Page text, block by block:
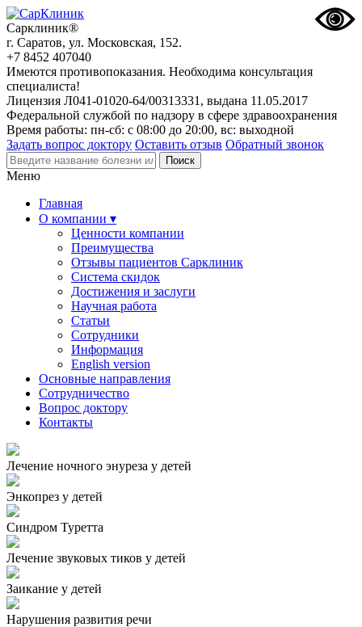
Сарклиник®
г. Саратов, ул. Московская, 152.
+7 8452 407040
Имеются противопоказания. Необходима консультация
специалиста!
Лицензия Л041-01020-64/00313331, выдана 11.05.2017
Федеральной службой по надзору в сфере здравоохранения
Время работы: пн-сб: с 08:00 до 20:00, вс: выходной
Задать вопрос доктору Оставить отзыв Обратный звонок
Меню
Главная
О компании ▾
Ценности компании
Преимущества
Отзывы пациентов Сарклиник
Система скидок
Достижения и заслуги
Научная работа
Статьи
Сотрудники
Информация
English version
Основные направления
Сотрудничество
Вопрос доктору
Контакты
Лечение ночного энуреза у детей
Энкопрез у детей
Синдром Туретта
Лечение звуковых тиков у детей
Заикание у детей
Нарушения развития речи